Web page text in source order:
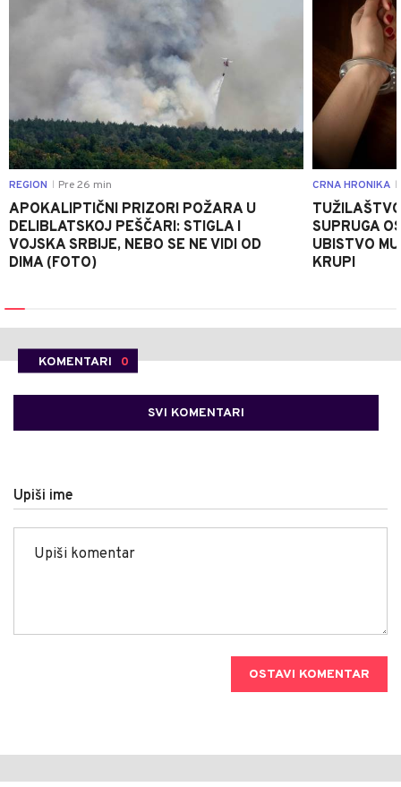
REGION Pre 26 min
APOKALIPTIČNI PRIZORI POŽARA U
DELIBLATSKOJ PEŠČARI: STIGLA I
VOJSKA SRBIJE, NEBO SE NE VIDI OD
DIMA (FOTO)
CRNA HRONIKA
SUPRUGA
UBISTVO
KRUPI
KOMENTARI 0
SVI KOMENTARI
Upiši ime
OSTAVI KOMENTAR